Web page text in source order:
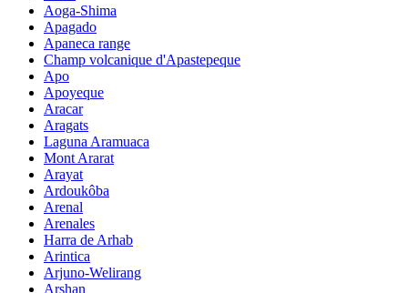
Aoga-Shima
Apagado
Apaneca range
Champ volcanique d'Apastepeque
Apo
Apoyeque
Aracar
Aragats
Laguna Aramuaca
Mont Ararat
Arayat
Ardoukôba
Arenal
Arenales
Harra de Arhab
Arintica
Arjuno-Welirang
Arshan